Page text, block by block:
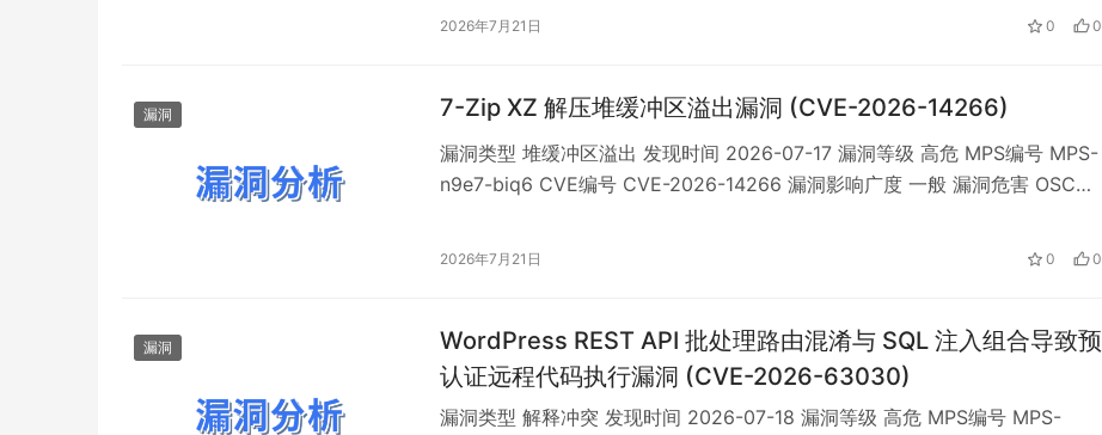
OpenAI 兼容接口、分布式推理和 expert-parallel 等能力，属于 LLM…
2026年7月21日 0 0
漏洞 7-Zip XZ 解压堆缓冲区溢出漏洞 (CVE-2026-14266)
漏洞类型 堆缓冲区溢出 发现时间 2026-07-17 漏洞等级 高危 MPS编号 MPS-
n9e7-biq6 CVE编号 CVE-2026-14266 漏洞影响广度 一般 漏洞危害 OSCS
Windows 与 Linux 平台。 受影响版本中，7-Zip 的 XZ 解码模块…
2026年7月21日 0 0
漏洞
WordPress REST API 批处理路由混淆与 SQL 注入组合导致预
认证远程代码执行漏洞 (CVE-2026-63030)
漏洞类型 解释冲突 发现时间 2026-07-18 漏洞等级 高危 MPS编号 MPS-